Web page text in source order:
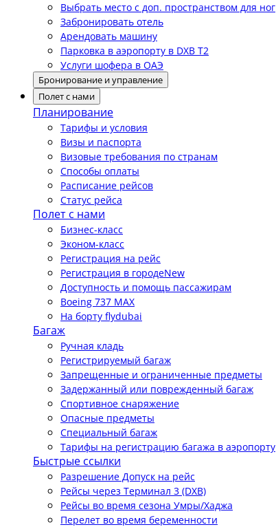
Выбрать место с доп. пространством для ног
Забронировать отель
Арендовать машину
Парковка в аэропорту в DXB T2
Услуги шофера в ОАЭ
Бронирование и управление
Полет с нами
Планирование
Тарифы и условия
Визы и паспорта
Визовые требования по странам
Способы оплаты
Расписание рейсов
Статус рейса
Полет с нами
Бизнес-класс
Эконом-класс
Регистрация на рейс
Регистрация в городеNew
Доступность и помощь пассажирам
Boeing 737 MAX
На борту flydubai
Багаж
Ручная кладь
Регистрируемый багаж
Запрещенные и ограниченные предметы
Задержанный или поврежденный багаж
Спортивное снаряжение
Опасные предметы
Специальный багаж
Тарифы на регистрацию багажа в аэропорту
Быстрые ссылки
Разрешение Допуск на рейс
Рейсы через Терминал 3 (DXB)
Рейсы во время сезона Умры/Хаджа
Перелет во время беременности